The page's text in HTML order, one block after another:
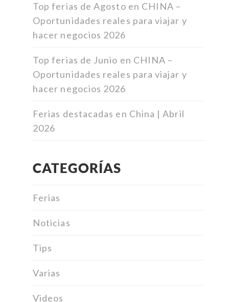
Top ferias de Agosto en CHINA –
Oportunidades reales para viajar y
hacer negocios 2026
Top ferias de Junio en CHINA –
Oportunidades reales para viajar y
hacer negocios 2026
Ferias destacadas en China | Abril
2026
CATEGORÍAS
Ferias
Noticias
Tips
Varias
Videos